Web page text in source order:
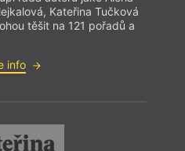
Kateřina Tučková
těšit na 121 pořadů a
info